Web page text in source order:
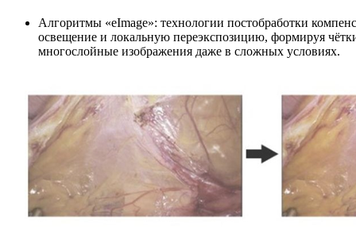
Алгоритмы «eImage»: технологии постобработки
освещение и локальную переэкспозицию, формируя
многослойные изображения даже в сложных условиях.